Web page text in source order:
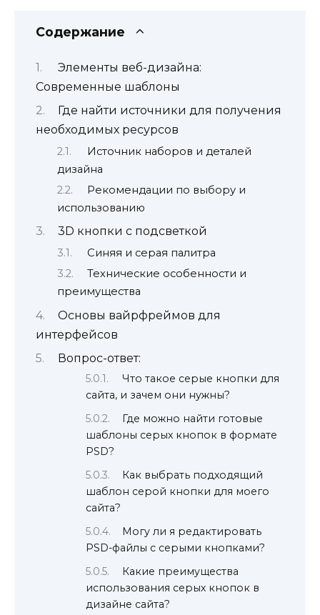
Содержание
Элементы веб-дизайна:
Современные шаблоны
Где найти источники для получения
необходимых ресурсов
Источник наборов и деталей
дизайна
Рекомендации по выбору и
использованию
3D кнопки с подсветкой
Синяя и серая палитра
Технические особенности и
преимущества
Основы вайрфреймов для
интерфейсов
Вопрос-ответ:
Что такое серые кнопки для
сайта, и зачем они нужны?
Где можно найти готовые
шаблоны серых кнопок в формате
PSD?
Как выбрать подходящий
шаблон серой кнопки для моего
сайта?
Могу ли я редактировать
PSD-файлы с серыми кнопками?
Какие преимущества
использования серых кнопок в
дизайне сайта?